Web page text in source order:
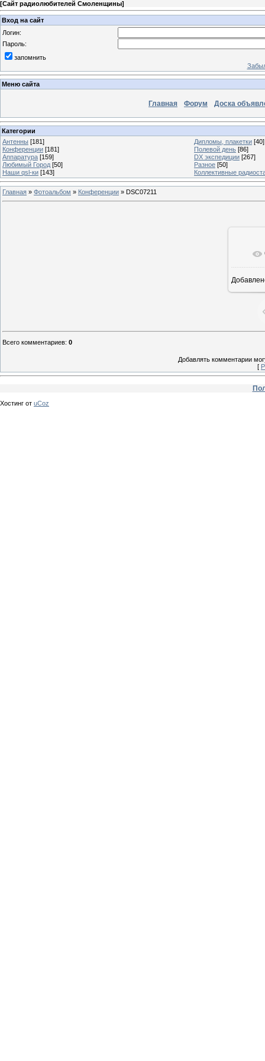
[Сайт радиолюбителей Смоленщины]
Вход на сайт
Логин:
Пароль:
запомнить
Меню сайта
Главная Форум Доска
Категории
Антенны [181] Дипломы, плакетки [40]
Конференции [181] Полевой день [86]
Аппаратура [159] DX экспедиции [267]
Любимый Город [50] Разное [50]
Наши qsl-ки [143] Коллективные
Главная » Фотоальбом » Конференции » DSC07211
Всего комментариев: 0
Добавлять комментарии
[
Хостинг от uCoz